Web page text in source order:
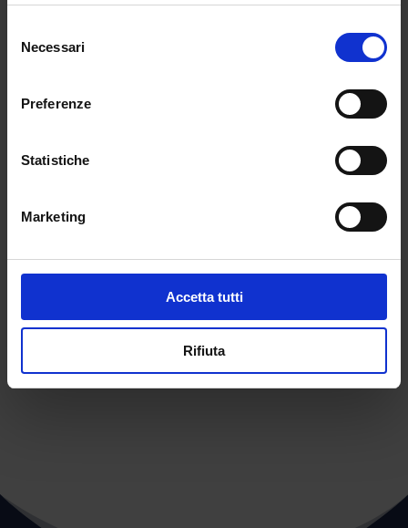
delNecessari
Preferenze
Statistiche
Marketing
Accetta tutti
Rifiuta
(3 punti) il CLIL + inglese B2 (3 punti) = 6 punti
(3 punti) il CLIL + inglese C1 (4 punti) = 7 punti
Con Noi della Scuola puoi certificare il tuo
ente accreditato MIUR.
←POST PRECEDENTE POST SUCCESSIVO→